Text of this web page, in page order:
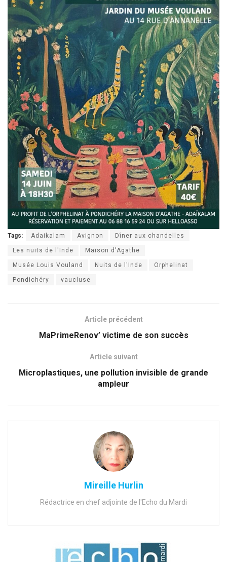
Tags: Adaikalam Avignon Dîner aux chandelles
Les nuits de l'Inde Maison d'Agathe
Musée Louis Vouland Nuits de l'Inde Orphelinat
Pondichéry vaucluse
Article précédent
MaPrimeRenov’ victime de son succès
Article suivant
Microplastiques, une pollution invisible de grande
ampleur
Mireille Hurlin
Rédactrice en chef adjointe de l'Echo du Mardi